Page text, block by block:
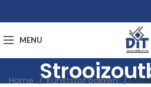
MENU
Home Kunststof bakken